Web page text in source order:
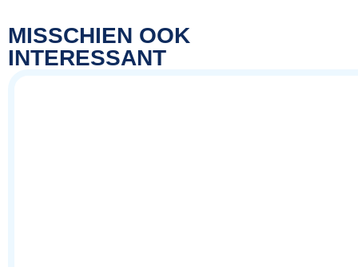
MISSCHIEN OOK
INTERESSANT